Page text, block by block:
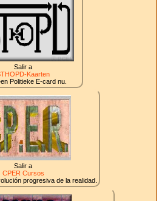
Salir a
Kaarten
Politieke E-card nu.
Salir a
CPER Cursos
progresiva de la realidad.